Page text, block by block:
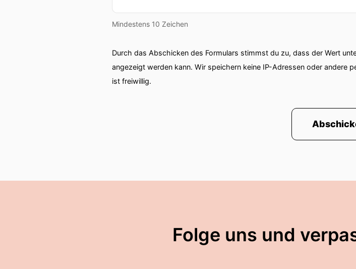
Mindestens 10 Zeichen
Durch das Abschicken des Formulars stimmst du zu, dass der Wert
angezeigt werden kann. Wir speichern keine IP-Adressen oder andere
ist freiwillig.
Folge uns und